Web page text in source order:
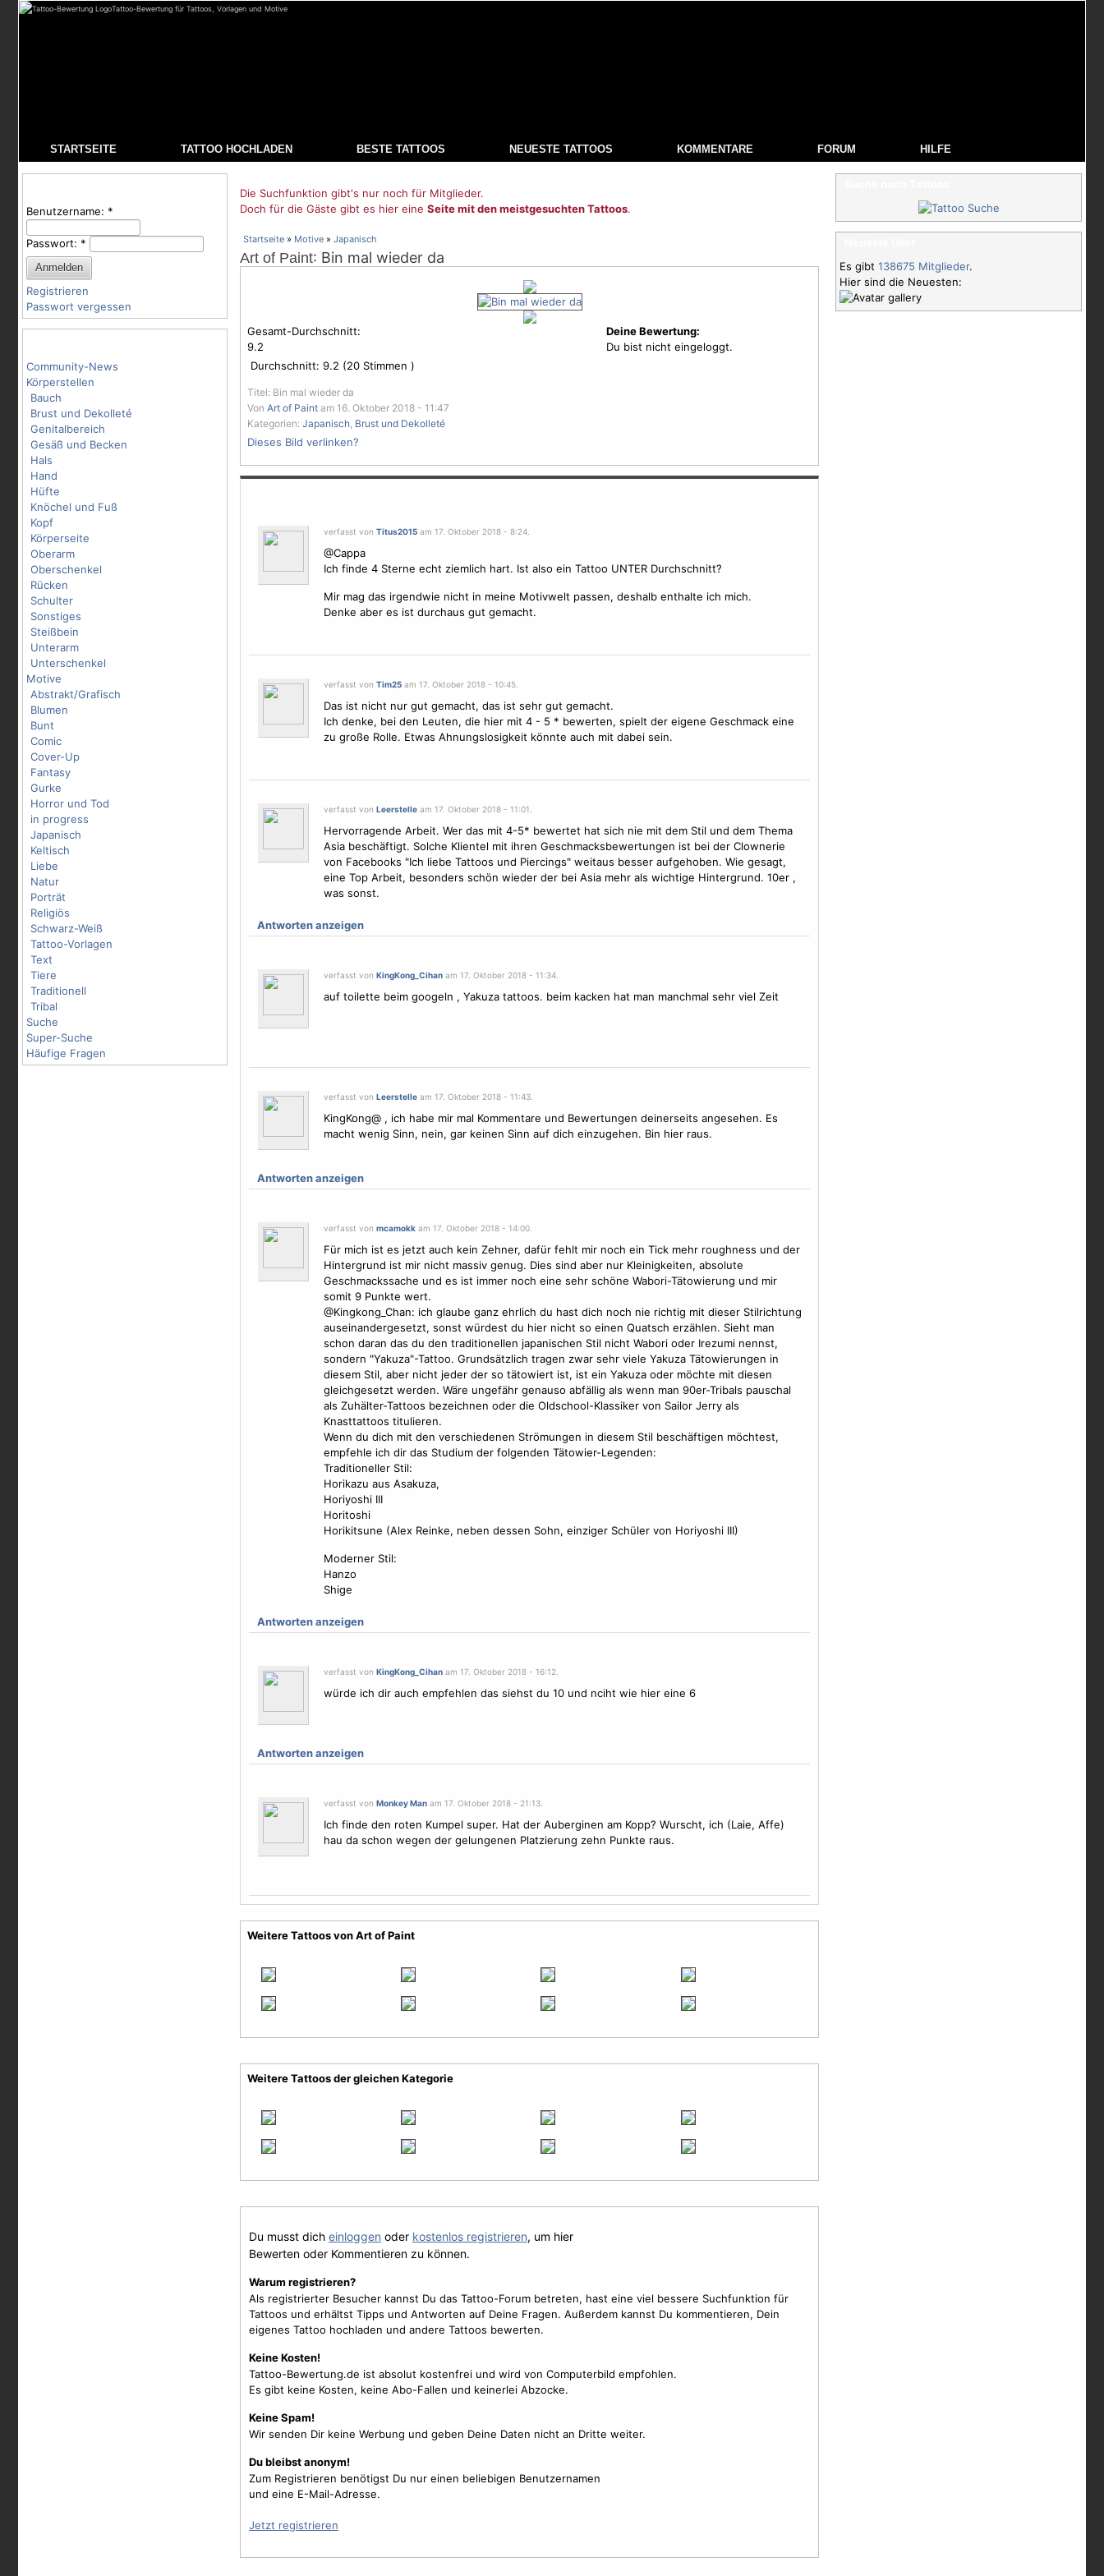
Tattoo-Bewertung für Tattoos, Vorlagen und Motive
STARTSEITE TATTOO HOCHLADEN BESTE TATTOOS NEUESTE TATTOOS KOMMENTARE FORUM HILFE
Benutzername: *
Passwort: *
Registrieren
Passwort vergessen
Community-News
Körperstellen
Bauch
Brust und Dekolleté
Genitalbereich
Gesäß und Becken
Hals
Hand
Hüfte
Knöchel und Fuß
Kopf
Körperseite
Oberarm
Oberschenkel
Rücken
Schulter
Sonstiges
Steißbein
Unterarm
Unterschenkel
Motive
Abstrakt/Grafisch
Blumen
Bunt
Comic
Cover-Up
Fantasy
Gurke
Horror und Tod
in progress
Japanisch
Keltisch
Liebe
Natur
Porträt
Religiös
Schwarz-Weiß
Tattoo-Vorlagen
Text
Tiere
Traditionell
Tribal
Suche
Super-Suche
Häufige Fragen
Die Suchfunktion gibt's nur noch für Mitglieder.
Doch für die Gäste gibt es hier eine Seite mit den meistgesuchten Tattoos.
Startseite » Motive » Japanisch
Art of Paint: Bin mal wieder da
Gesamt-Durchschnitt:
9.2
Durchschnitt: 9.2 (20 Stimmen )
Deine Bewertung:
Du bist nicht eingeloggt.
Titel: Bin mal wieder da
Von Art of Paint am 16. Oktober 2018 - 11:47
Kategorien: Japanisch, Brust und Dekolleté
Dieses Bild verlinken?
verfasst von Titus2015am 17. Oktober 2018 - 8:24.
@Cappa
Ich finde 4 Sterne echt ziemlich hart. Ist also ein Tattoo UNTER Durchschnitt?
Mir mag das irgendwie nicht in meine Motivwelt passen, deshalb enthalte ich mich.
Denke aber es ist durchaus gut gemacht.
verfasst von Tim25am 17. Oktober 2018 - 10:45.
Das ist nicht nur gut gemacht, das ist sehr gut gemacht.
Ich denke, bei den Leuten, die hier mit 4 - 5 * bewerten, spielt der eigene Geschmack eine
zu große Rolle. Etwas Ahnungslosigkeit könnte auch mit dabei sein.
verfasst von Leerstelleam 17. Oktober 2018 - 11:01.
Hervorragende Arbeit. Wer das mit 4-5* bewertet hat sich nie mit dem Stil und dem Thema
Asia beschäftigt. Solche Klientel mit ihren Geschmacksbewertungen ist bei der Clownerie
von Facebooks "Ich liebe Tattoos und Piercings" weitaus besser aufgehoben. Wie gesagt,
eine Top Arbeit, besonders schön wieder der bei Asia mehr als wichtige Hintergrund. 10er ,
was sonst.
Antworten anzeigen
verfasst von KingKong_Cihanam 17. Oktober 2018 - 11:34.
auf toilette beim googeln , Yakuza tattoos. beim kacken hat man manchmal sehr viel Zeit
verfasst von Leerstelleam 17. Oktober 2018 - 11:43.
KingKong@ , ich habe mir mal Kommentare und Bewertungen deinerseits angesehen. Es
macht wenig Sinn, nein, gar keinen Sinn auf dich einzugehen. Bin hier raus.
Antworten anzeigen
verfasst von mcamokkam 17. Oktober 2018 - 14:00.
Für mich ist es jetzt auch kein Zehner, dafür fehlt mir noch ein Tick mehr roughness und der
Hintergrund ist mir nicht massiv genug. Dies sind aber nur Kleinigkeiten, absolute
Geschmackssache und es ist immer noch eine sehr schöne Wabori-Tätowierung und mir
somit 9 Punkte wert.
@Kingkong_Chan: ich glaube ganz ehrlich du hast dich noch nie richtig mit dieser Stilrichtung
auseinandergesetzt, sonst würdest du hier nicht so einen Quatsch erzählen. Sieht man
schon daran das du den traditionellen japanischen Stil nicht Wabori oder Irezumi nennst,
sondern "Yakuza"-Tattoo. Grundsätzlich tragen zwar sehr viele Yakuza Tätowierungen in
diesem Stil, aber nicht jeder der so tätowiert ist, ist ein Yakuza oder möchte mit diesen
gleichgesetzt werden. Wäre ungefähr genauso abfällig als wenn man 90er-Tribals pauschal
als Zuhälter-Tattoos bezeichnen oder die Oldschool-Klassiker von Sailor Jerry als
Knasttattoos titulieren.
Wenn du dich mit den verschiedenen Strömungen in diesem Stil beschäftigen möchtest,
empfehle ich dir das Studium der folgenden Tätowier-Legenden:
Traditioneller Stil:
Horikazu aus Asakuza,
Horiyoshi III
Horitoshi
Horikitsune (Alex Reinke, neben dessen Sohn, einziger Schüler von Horiyoshi III)
Moderner Stil:
Hanzo
Shige
Antworten anzeigen
verfasst von KingKong_Cihanam 17. Oktober 2018 - 16:12.
würde ich dir auch empfehlen das siehst du 10 und nciht wie hier eine 6
Antworten anzeigen
verfasst von Monkey Manam 17. Oktober 2018 - 21:13.
Ich finde den roten Kumpel super. Hat der Auberginen am Kopp? Wurscht, ich (Laie, Affe)
hau da schon wegen der gelungenen Platzierung zehn Punkte raus.
Weitere Tattoos von Art of Paint
Weitere Tattoos der gleichen Kategorie
Du musst dich einloggen oder kostenlos registrieren, um hier
Bewerten oder Kommentieren zu können.
Warum registrieren?
Als registrierter Besucher kannst Du das Tattoo-Forum betreten, hast eine viel bessere Suchfunktion für
Tattoos und erhältst Tipps und Antworten auf Deine Fragen. Außerdem kannst Du kommentieren, Dein
eigenes Tattoo hochladen und andere Tattoos bewerten.
Keine Kosten!
Tattoo-Bewertung.de ist absolut kostenfrei und wird von Computerbild empfohlen.
Es gibt keine Kosten, keine Abo-Fallen und keinerlei Abzocke.
Keine Spam!
Wir senden Dir keine Werbung und geben Deine Daten nicht an Dritte weiter.
Du bleibst anonym!
Zum Registrieren benötigst Du nur einen beliebigen Benutzernamen
und eine E-Mail-Adresse.
Jetzt registrieren
Es gibt 138675 Mitglieder.
Hier sind die Neuesten: